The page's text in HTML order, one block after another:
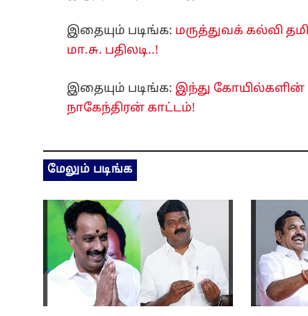
இதையும் படிங்க: மருத்துவக் கல்வி
மா.சு. பதிலடி..!
இதையும் படிங்க: இந்து கோயில்களின்
நாகேந்திரன் காட்டம்!
மேலும் படிங்க